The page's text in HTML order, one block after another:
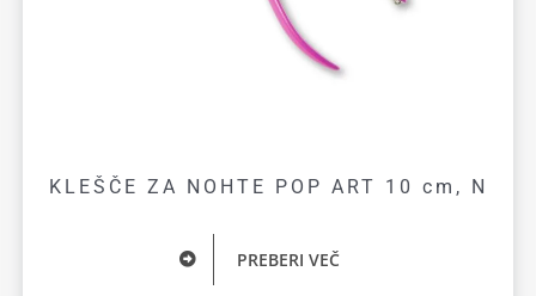
KLEŠČE ZA NOHTE POP ART 10 cm, N
PREBERI VEČ